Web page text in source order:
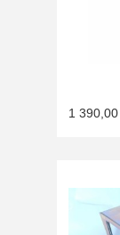
1 390,00